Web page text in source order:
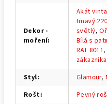
Dekor -
moření:
Akát
tmavý
světlý,
Bílá s
RAL 8011
zákazníka
Styl: Glamour,
Rošt:
Pevný